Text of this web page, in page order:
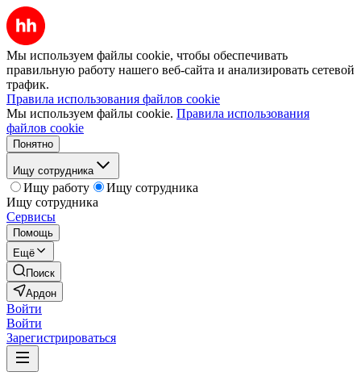
Мы используем файлы cookie, чтобы обеспечивать
правильную работу нашего веб-сайта и анализировать сетевой
трафик.
Правила использования файлов cookie
Мы используем файлы cookie. Правила использования
файлов cookie
Понятно
Ищу сотрудника
Ищу работу
Ищу сотрудника
Ищу сотрудника
Сервисы
Помощь
Ещё
Поиск
Ардон
Войти
Войти
Зарегистрироваться